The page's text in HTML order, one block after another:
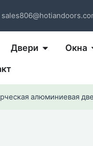
Двери Окна
алюминиевая